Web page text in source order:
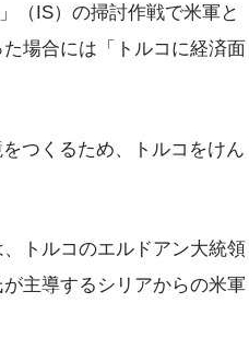
（IS）の掃討作戦で米軍と
場合には「トルコに経済面
つくるため、トルコをけん
トルコのエルドアン大統領
主導するシリアからの米軍